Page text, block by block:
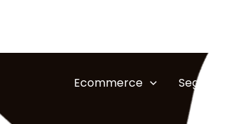
Ecommerce Seguridad